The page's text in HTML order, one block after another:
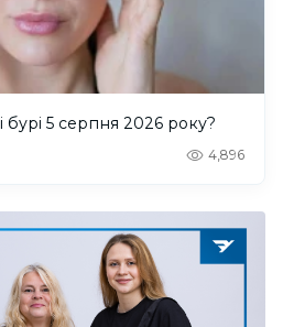
бурі 5 серпня 2026 року?
4,896